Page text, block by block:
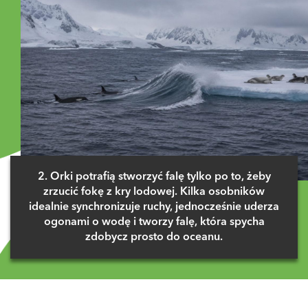
2. Orki potrafią stworzyć falę tylko po to, żeby
zrzucić fokę z kry lodowej. Kilka osobników
idealnie synchronizuje ruchy, jednocześnie uderza
ogonami o wodę i tworzy falę, która spycha
zdobycz prosto do oceanu.